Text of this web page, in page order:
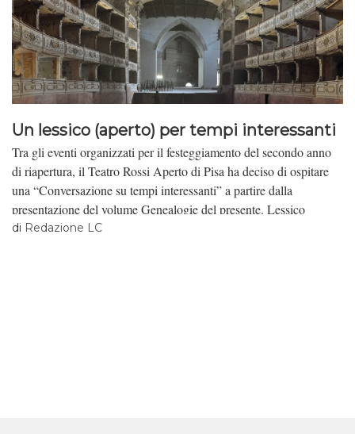
Un lessico (aperto) per tempi interessanti
Tra gli eventi organizzati per il festeggiamento del secondo anno
di riapertura, il Teatro Rossi Aperto di Pisa ha deciso di ospitare
una “Conversazione su tempi interessanti” a partire dalla
presentazione del volume Genealogie del presente. Lessico
politico per tempi interessanti, a cura di Federico Zappino,
di Redazione LC